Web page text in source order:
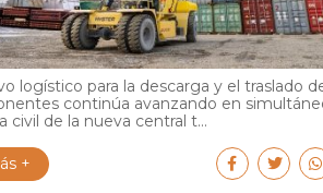
logístico para la descarga y el traslado
continúa avanzando en
civil de la nueva central t...
+